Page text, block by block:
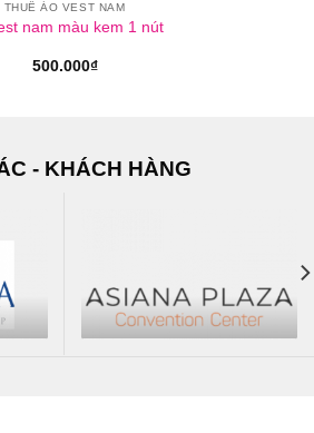
THUÊ ÁO VEST NAM
nam màu kem 1 nút
500.000₫
- KHÁCH HÀNG